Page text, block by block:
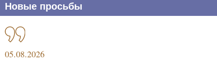
Новые просьбы
05.08.2026